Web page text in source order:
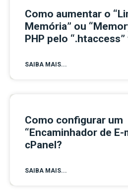
Como aumentar o
Memória” ou
PHP pelo
SAIBA MAIS...
Como configurar um
“Encaminhador de E-
cPanel?
SAIBA MAIS...